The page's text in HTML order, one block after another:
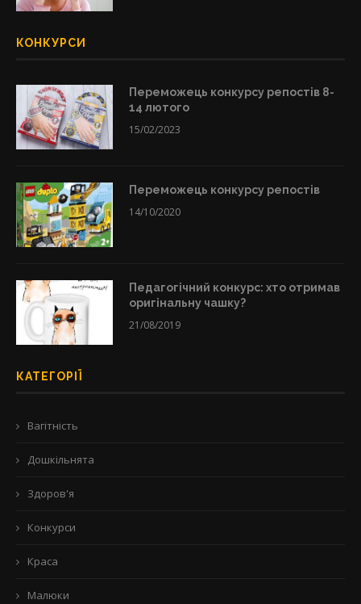
КОНКУРСИ
Переможець конкурсу репостів 8-
14 лютого
15/02/2023
Переможець конкурсу репостів
14/10/2020
Педагогічний конкурс: хто отримав
оригінальну чашку?
21/08/2019
КАТЕГОРІЇ
Вагітність
Дошкільнята
Здоров'я
Конкурси
Краса
Малюки